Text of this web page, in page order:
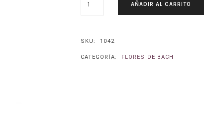
MUSTARD.
SINAPSIS
CANTIDAD
AÑADIR AL CARRITO
SKU: 1042
CATEGORÍA: FLORES DE BACH